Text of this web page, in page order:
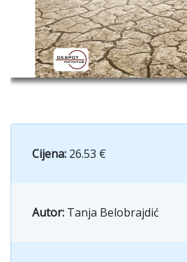
Cijena: 26.53 €
Autor: Tanja Belobrajdić